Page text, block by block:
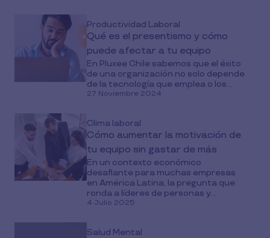
Productividad Laboral
Qué es el presentismo y cómo
puede afectar a tu equipo
En Pluxee Chile sabemos que el éxito
de una organización no solo depende
de la tecnología que emplea o los...
27 Noviembre 2024
Clima laboral
Cómo aumentar la motivación de
tu equipo sin gastar de más
En un contexto económico
desafiante para muchas empresas
en América Latina, la pregunta que
ronda a líderes de personas y...
4 Julio 2025
Salud Mental